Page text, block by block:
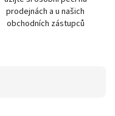
prodejnách a u našich
obchodních zástupců